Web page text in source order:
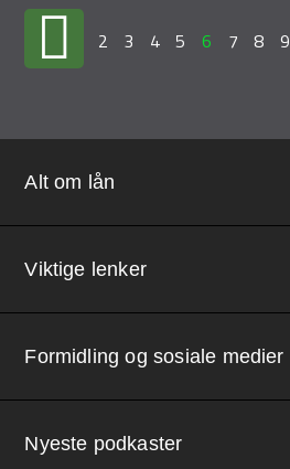
2 3 4 5 6 7 8 9
Alt om lån
Viktige lenker
Formidling og sosiale medier
Nyeste podkaster